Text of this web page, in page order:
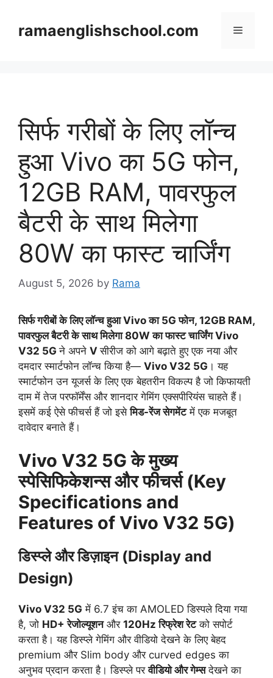
contentramaenglishschool.com Menu
सिर्फ गरीबों के लिए लॉन्च
हुआ Vivo का 5G फोन,
12GB RAM, पावरफुल
बैटरी के साथ मिलेगा
80W का फास्ट चार्जिंग
August 5, 2026 by Rama
सिर्फ गरीबों के लिए लॉन्च हुआ Vivo का 5G फोन, 12GB RAM,
पावरफुल बैटरी के साथ मिलेगा 80W का फास्ट चार्जिंग Vivo
V32 5Gने अपने Vसीरीज को आगे बढ़ाते हुए एक नया और
दमदार स्मार्टफोन लॉन्च किया है— Vivo V32 5G । यह
स्मार्टफोन उन यूजर्स के लिए एक बेहतरीन विकल्प है जो किफायती
दाम में तेज परफॉर्मेंस और शानदार गेमिंग एक्सपीरियंस चाहते हैं।
इसमें कई ऐसे फीचर्स हैं जो इसेमिड-रेंज सेगमेंटमें एक मजबूत
दावेदार बनाते हैं।
Vivo V32 5Gके मुख्य
स्पेसिफिकेशन्स और फीचर्स (Key
Specifications and
Features of Vivo V32 5G)
डिस्प्ले और डिज़ाइन (Display and
Design)
Vivo V32 5G में 6.7 इंच का AMOLED डिस्पले दिया गया
है, जो HD+ रेजोल्यूशनऔर 120Hz रिफ्रेश रेटको सपोर्ट
करता है। यह डिस्प्ले गेमिंग और वीडियो देखने के लिए बेहद
premium और Slim body और curved edges का
अनुभव प्रदान करता है। डिस्प्ले परवीडियो और गेम्सदेखने का